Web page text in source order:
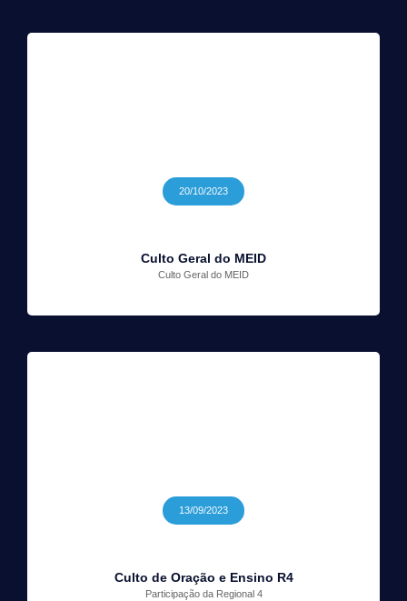
20/10/2023
Culto Geral do MEID
Culto Geral do MEID
13/09/2023
Culto de Oração e Ensino R4
Participação da Regional 4